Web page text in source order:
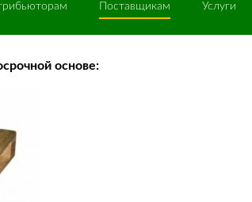
Поставщикам Услуги
основе: